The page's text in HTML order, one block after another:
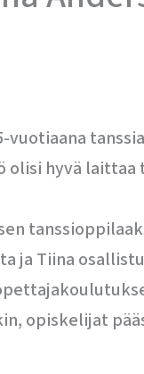
vuotiaana
hyvä
ja Tiina
opiskelijat